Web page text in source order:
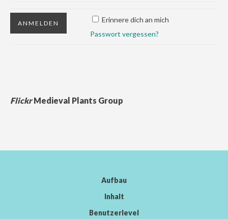
Erinnere dich an mich
Passwort vergessen?
FlickrMedieval Plants Group
Aufbau
Inhalt
Benutzerlevel